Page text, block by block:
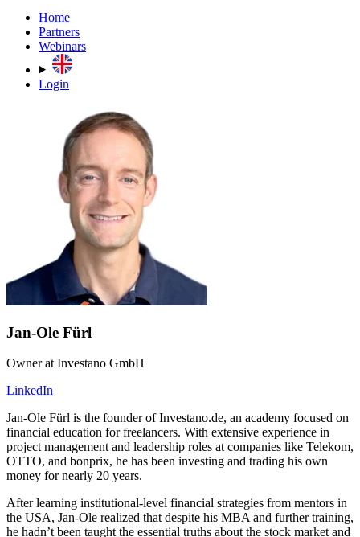
Home
Partners
Webinars
Login
Jan-Ole Fürl
Owner at Investano GmbH
LinkedIn
Jan-Ole Fürl is the founder of Investano.de, an academy focused on
financial education for freelancers. With extensive experience in
project management and leadership roles at companies like Telekom,
OTTO, and bonprix, he has been investing and trading his own
money for nearly 20 years.
After learning institutional-level financial strategies from mentors in
the USA, Jan-Ole realized that despite his MBA and further training,
he hadn’t been taught the essential truths about the stock market and